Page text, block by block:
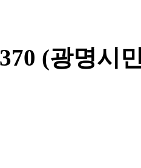
(광명시